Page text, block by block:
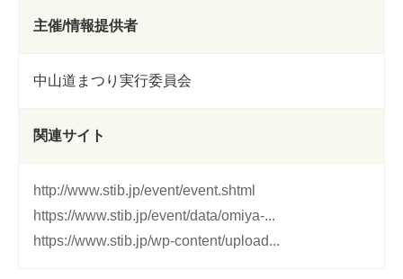
主催/情報提供者
中山道まつり実行委員会
関連サイト
http://www.stib.jp/event/event.shtml
https://www.stib.jp/event/data/omiya-...
https://www.stib.jp/wp-content/upload...